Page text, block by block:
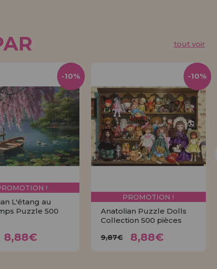
tout voir
!
L'étang au
Puzzle 500
8,88€
-10%
PROMOTION !
Anatolian Puzzle Dolls
Collection 500 pièces
9,87€ 8,88€
-10%